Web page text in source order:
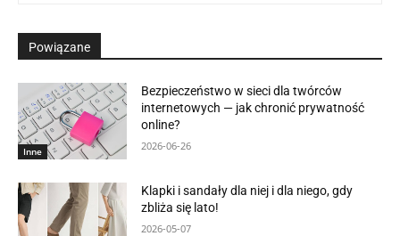
Powiązane
Inne
Bezpieczeństwo w sieci dla twórców
internetowych — jak chronić prywatność
online?
2026-06-26
Klapki i sandały dla niej i dla niego, gdy
zbliża się lato!
2026-05-07